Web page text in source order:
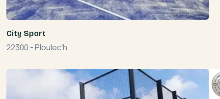
City Sport
22300 -Ploulec'h